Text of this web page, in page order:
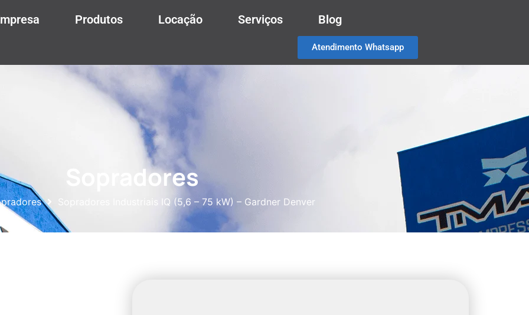
Produtos Locação Serviços Blog
Atendimento Whatsapp
Sopradores
Sopradores Industriais IQ (5,6 – 75 kW) – Gardner Denver